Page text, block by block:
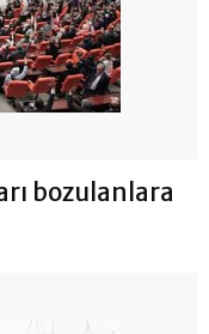
bozulanlara